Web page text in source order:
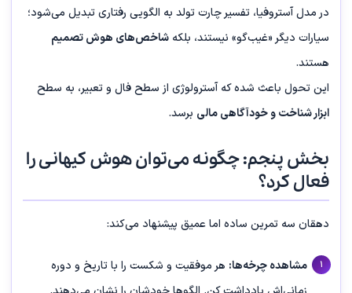
در مدل آستروفیا، تفسیر چارت تولد به الگویی رفتاری تبدیل می‌شود؛
سیارات دیگر «غیب‌گو» نیستند، بلکه شاخص‌های هوش تصمیم
هستند.
این تحول باعث شده که آسترولوژی از سطح فال و تعبیر، به سطح
ابزار شناخت و خودآگاهی مالی برسد.
بخش پنجم: چگونه می‌توان هوش کیهانی را
فعال کرد؟
دهقان سه تمرین ساده اما عمیق پیشنهاد می‌کند:
مشاهده چرخه‌ها: هر موفقیت و شکست را با تاریخ و دوره